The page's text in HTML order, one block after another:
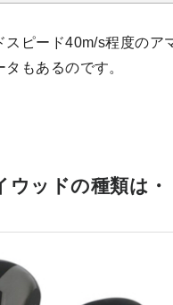
スピード40m/s程度の
もあるのです。
ウッドの種類は・